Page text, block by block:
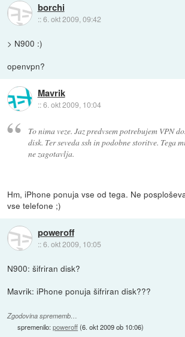
borchi
::6. okt 2009, 09:42
> N900 :)
openvpn?
Mavrik
::6. okt 2009, 10:04
To nima veze. Jaz predvsem potrebujem VPN
disk. Ter seveda ssh in podobne storitve. Tega
ne zagotavlja.
Hm, iPhone ponuja vse od tega. Ne
vse telefone ;)
poweroff
::6. okt 2009, 10:05
N900: šifriran disk?
Mavrik: iPhone ponuja šifriran disk???
Zgodovina sprememb…
spremenilo:poweroff(6. okt 2009 ob 10:06)